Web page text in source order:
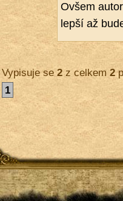
Ovšem
lepší až
Vypisuje se2z celkem 2
1